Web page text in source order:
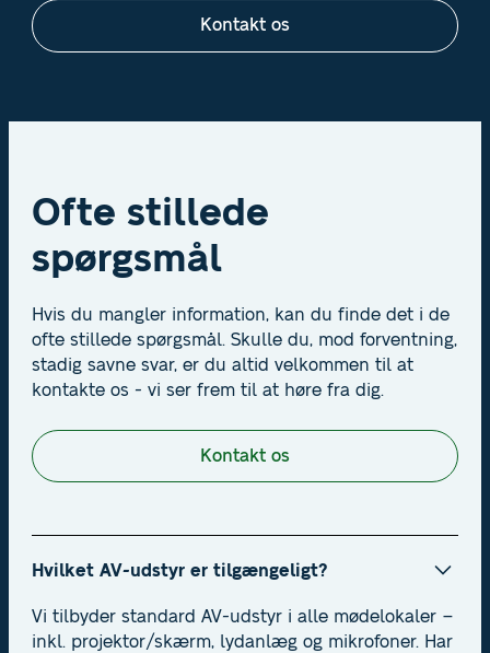
Kontakt os
Ofte stillede
spørgsmål
Hvis du mangler information, kan du finde det i de
ofte stillede spørgsmål. Skulle du, mod forventning,
stadig savne svar, er du altid velkommen til at
kontakte os - vi ser frem til at høre fra dig.
Kontakt os
Hvilket AV-udstyr er tilgængeligt?
Vi tilbyder standard AV-udstyr i alle mødelokaler –
inkl. projektor/skærm, lydanlæg og mikrofoner. Har